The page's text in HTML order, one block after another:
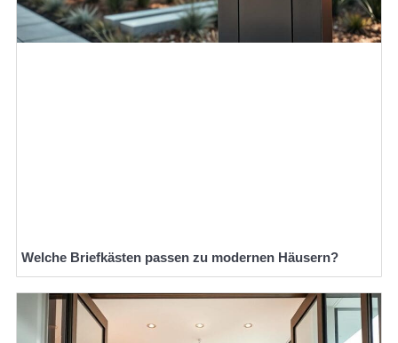
Welche Briefkästen passen zu modernen Häusern?